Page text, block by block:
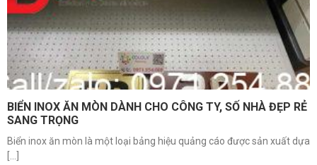
BIỂN INOX ĂN MÒN DÀNH CHO CÔNG TY, SỐ NHÀ ĐẸP RẺ
SANG TRỌNG
Biển inox ăn mòn là một loại bảng hiệu quảng cáo được sản xuất dựa